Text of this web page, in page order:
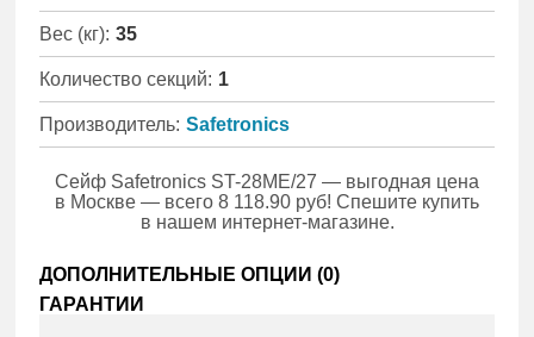
Вес (кг): 35
Количество секций: 1
Производитель: Safetronics
Сейф Safetronics ST-28ME/27 — выгодная цена
в Москве — всего 8 118.90 руб! Спешите купить
в нашем интернет-магазине.
ДОПОЛНИТЕЛЬНЫЕ ОПЦИИ (0)
ГАРАНТИИ